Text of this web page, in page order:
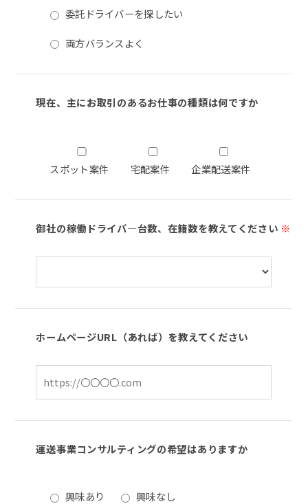
委託ドライバーを探したい
両方バランスよく
現在、主にお取引のあるお仕事の種類は何ですか
スポット案件 宅配案件 企業配送案件
御社の稼働ドライバ―台数、在籍数を教えてください ※
ホームページURL（あれば）を教えてください
運送事業コンサルティングの希望はありますか
興味あり 興味なし